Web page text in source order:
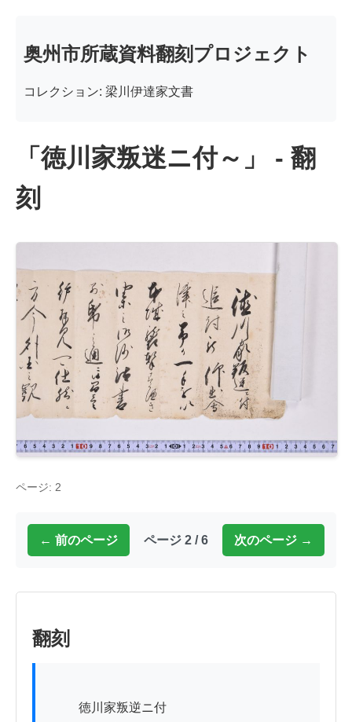
奥州市所蔵資料翻刻プロジェクト
コレクション: 梁川伊達家文書
「徳川家叛迷ニ付～」 - 翻
刻
ページ: 2
← 前のページ ページ 2 / 6 次のページ →
翻刻